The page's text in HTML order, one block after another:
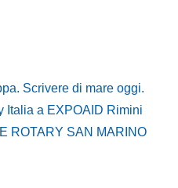
Scrivere di mare oggi.
Italia a EXPOAID Rimini
ROTARY SAN MARINO